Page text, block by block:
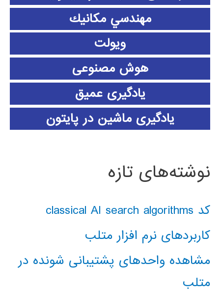
مهندسي مكانيك
ویولت
هوش مصنوعی
یادگیری عمیق
یادگیری ماشین در پایتون
نوشته‌های تازه
کد classical AI search algorithms
کاربردهای نرم افزار متلب
مشاهده واحدهای پشتیبانی شونده در
متلب